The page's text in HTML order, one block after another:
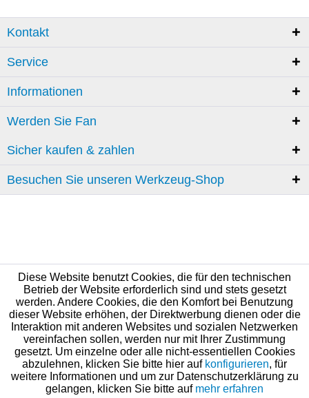
Kontakt
Service
Informationen
Werden Sie Fan
Sicher kaufen & zahlen
Besuchen Sie unseren Werkzeug-Shop
Diese Website benutzt Cookies, die für den technischen
Betrieb der Website erforderlich sind und stets gesetzt
werden. Andere Cookies, die den Komfort bei Benutzung
dieser Website erhöhen, der Direktwerbung dienen oder die
Interaktion mit anderen Websites und sozialen Netzwerken
vereinfachen sollen, werden nur mit Ihrer Zustimmung
gesetzt. Um einzelne oder alle nicht-essentiellen Cookies
abzulehnen, klicken Sie bitte hier auf konfigurieren, für
weitere Informationen und um zur Datenschutzerklärung zu
gelangen, klicken Sie bitte auf mehr erfahren